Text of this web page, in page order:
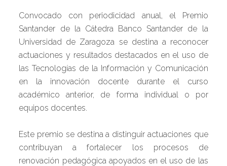
Convocado con periodicidad anual, el Premio
Santander de la Cátedra Banco Santander de la
Universidad de Zaragoza se destina a reconocer
actuaciones y resultados destacados en el uso de
las Tecnologías de la Información y Comunicación
en la innovación docente durante el curso
académico anterior, de forma individual o por
equipos docentes.
Este premio se destina a distinguir actuaciones que
contribuyan a fortalecer los procesos de
renovación pedagógica apoyados en el uso de las